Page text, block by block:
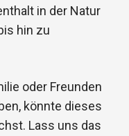
in der Natur
hin zu
oder Freunden
könnte dieses
Lass uns das